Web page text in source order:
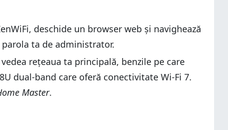
deschide un browser web și navighează
ta de administrator.
rețeaua ta principală, benzile pe care
dual-band care oferă conectivitate Wi-Fi 7.
Master.